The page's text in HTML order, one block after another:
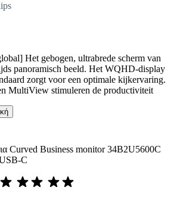
Het gebogen, ultrabrede scherm van
panoramisch beeld. Het WQHD-display
zorgt voor een optimale kijkervaring.
MultiView stimuleren de productiviteit
Curved Business monitor 34B2U5600C
C